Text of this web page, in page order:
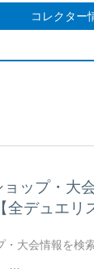
コレクター
ップ・大
デュエリ
・大会情報を検
…